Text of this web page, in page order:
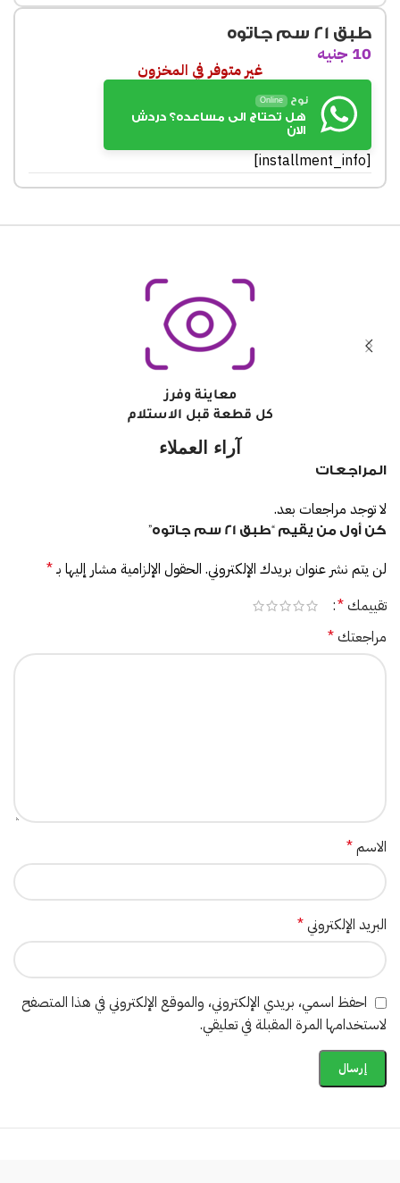
طبق 21 سم جاتوه
10 جنيه
غير متوفر في المخزون
نوح Online
هل تحتاج الى مساعده؟ دردش
الان
[installment_info]
معاينة وفرز
كل قطعة قبل الاستلام
آراء العملاء
المراجعات
لا توجد مراجعات بعد.
كن أول من يقيم “طبق 21 سم جاتوه”
لن يتم نشر عنوان بريدك الإلكتروني. الحقول الإلزامية مشار إليها بـ*
تقييمك*
مراجعتك*
الاسم*
البريد الإلكتروني*
احفظ اسمي، بريدي الإلكتروني، والموقع الإلكتروني في هذا المتصفح
لاستخدامها المرة المقبلة في تعليقي.